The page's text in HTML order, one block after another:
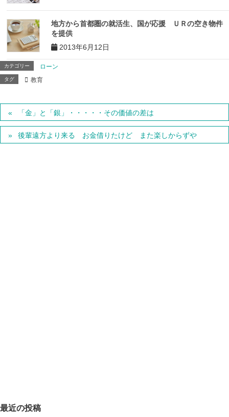
地方から首都圏の就活生、国が応援 ＵＲの空き物件
を提供
2013年6月12日
カテゴリー ローン
タグ 教育
「金」と「銀」・・・・・その価値の差は
後輩遠方より来る お金借りたけど また楽しからずや
最近の投稿